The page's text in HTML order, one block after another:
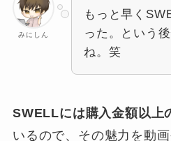
みにしん
もっと早く
った。という
ね。笑
SWELLには購入金額以上
いるので、その魅力を動